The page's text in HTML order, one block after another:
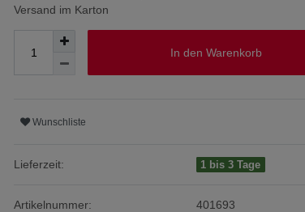
Versand im Karton
In den Warenkorb
Wunschliste
Lieferzeit: 1 bis 3 Tage
Artikelnummer:
401693